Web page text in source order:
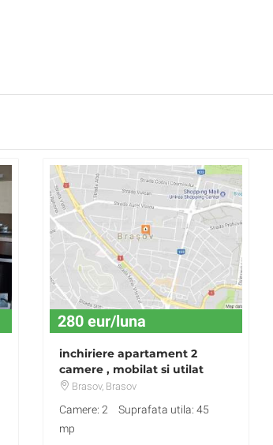
280 eur/luna
inchiriere apartament 2
camere , mobilat si utilat
Brasov, Brasov
Camere: 2
Suprafata utila: 45
mp